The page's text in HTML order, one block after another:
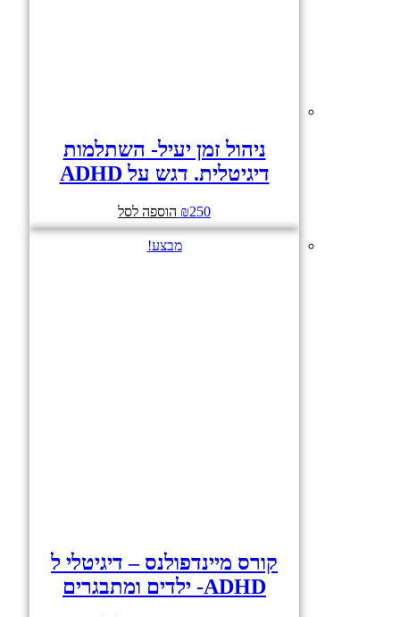
ניהול זמן יעיל- השתלמות
דיגיטלית. דגש על ADHD
₪250 הוספה לסל
מבצע!
קורס מיינדפולנס – דיגיטלי ל
ADHD- ילדים ומתבגרים